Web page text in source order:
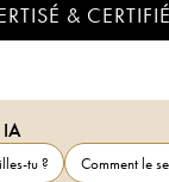
&
IA
tu ? Comment le